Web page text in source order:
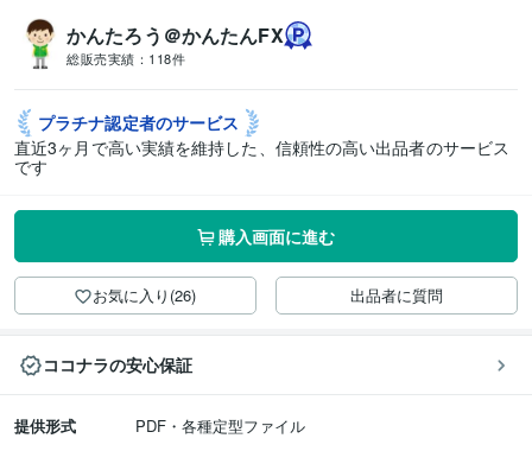
かんたろう＠かんたんFX
総販売実績： 118件
プラチナ認定者のサービス
直近3ヶ月で高い実績を維持した、信頼性の高い出品者のサービス
です
購入画面に進む
お気に入り(26) 出品者に質問
ココナラの安心保証
提供形式
PDF・各種定型ファイル